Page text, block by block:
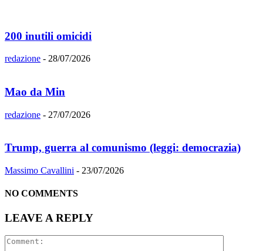
200 inutili omicidi
redazione - 28/07/2026
Mao da Min
redazione - 27/07/2026
Trump, guerra al comunismo (leggi: democrazia)
Massimo Cavallini - 23/07/2026
NO COMMENTS
LEAVE A REPLY